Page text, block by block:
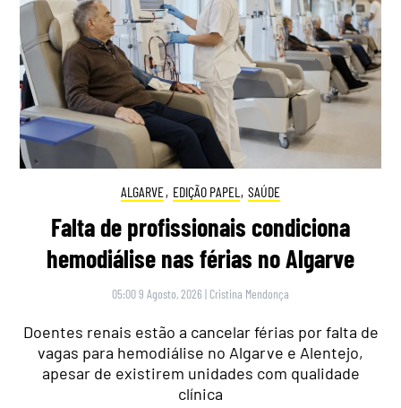
ALGARVE, EDIÇÃO PAPEL , SAÚDE
Falta de profissionais condiciona
hemodiálise nas férias no Algarve
05:00 9 Agosto, 2026 | Cristina Mendonça
Doentes renais estão a cancelar férias por falta de
vagas para hemodiálise no Algarve e Alentejo,
apesar de existirem unidades com qualidade
clínica